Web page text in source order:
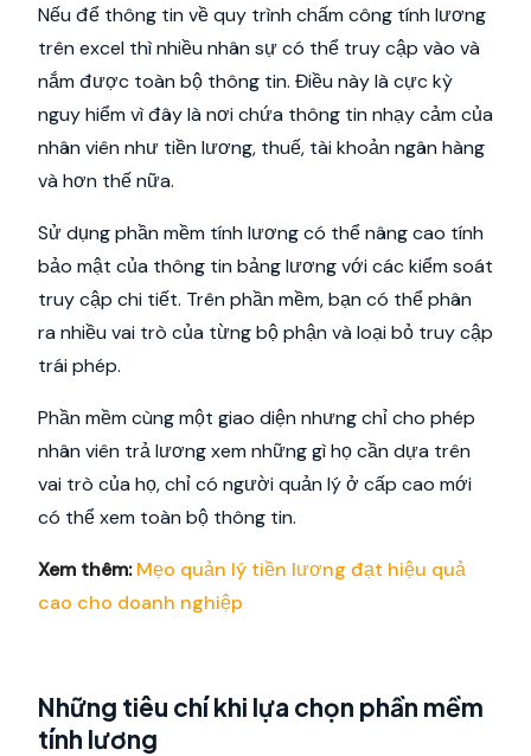
Nếu để thông tin về quy trình chấm công tính lương
trên excel thì nhiều nhân sự có thể truy cập vào và
nắm được toàn bộ thông tin. Điều này là cực kỳ
nguy hiểm vì đây là nơi chứa thông tin nhạy cảm của
nhân viên như tiền lương, thuế, tài khoản ngân hàng
và hơn thế nữa.
Sử dụng phần mềm tính lương có thể nâng cao tính
bảo mật của thông tin bảng lương với các kiểm soát
truy cập chi tiết. Trên phần mềm, bạn có thể phân
ra nhiều vai trò của từng bộ phận và loại bỏ truy cập
trái phép.
Phần mềm cùng một giao diện nhưng chỉ cho phép
nhân viên trả lương xem những gì họ cần dựa trên
vai trò của họ, chỉ có người quản lý ở cấp cao mới
có thể xem toàn bộ thông tin.
Xem thêm: Mẹo quản lý tiền lương đạt hiệu quả
cao cho doanh nghiệp
Những tiêu chí khi lựa chọn phần mềm
tính lương